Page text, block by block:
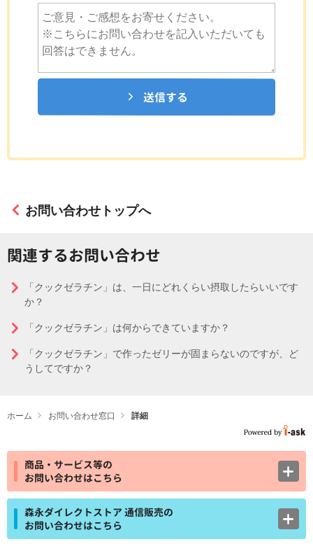
送信する
お問い合わせトップへ
関連するお問い合わせ
「クックゼラチン」は、一日にどれくらい摂取したらいいです
か？
「クックゼラチン」は何からできていますか？
「クックゼラチン」で作ったゼリーが固まらないのですが、ど
うしてですか？
ホーム お問い合わせ窓口 詳細
商品・サービス等の
お問い合わせはこちら
森永ダイレクトストア 通信販売の
お問い合わせはこちら